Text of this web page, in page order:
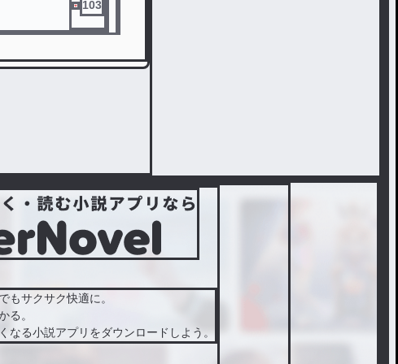
103
もサクサク快適に。
る。
なる小説アプリをダウンロードしよう。